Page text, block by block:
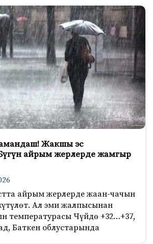
Жакшы эс
айрым жерлерде жамгыр
айрым жерлерде жаан-чачын
Ал эми жалпысынан
температурасы Чүйдө +32…+37,
Баткен облустарында